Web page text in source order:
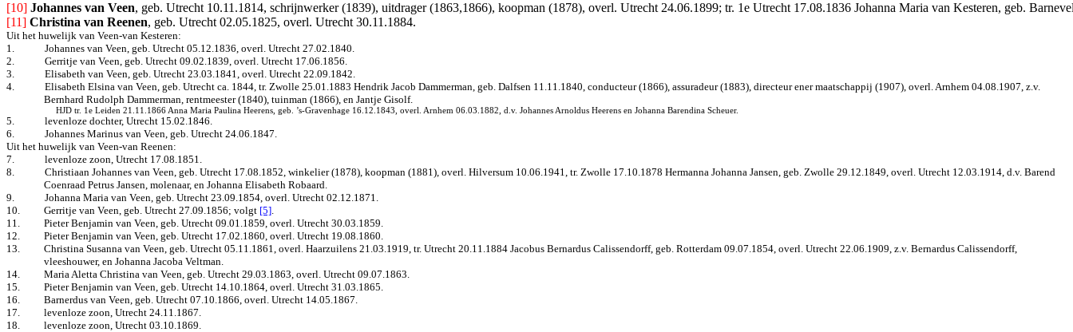
[10] Johannes van Veen, geb. Utrecht 10.11.1814, schrijnwerker (1839), uitdrager (1863,1866), koopman (1878), overl. Utrecht 24.06.1899; tr. 1e Utrecht 17.08.1836 Johanna Maria van Kesteren, geb.
[11] Christina van Reenen, geb. Utrecht 02.05.1825, overl. Utrecht 30.11.1884.
Uit het huwelijk van Veen-van Kesteren:
1.
Johannes van Veen, geb. Utrecht 05.12.1836, overl. Utrecht 27.02.1840.
2.
Gerritje van Veen, geb. Utrecht 09.02.1839, overl. Utrecht 17.06.1856.
3.
Elisabeth van Veen, geb. Utrecht 23.03.1841, overl. Utrecht 22.09.1842.
4.
Elisabeth Elsina van Veen, geb. Utrecht ca. 1844, tr. Zwolle 25.01.1883 Hendrik Jacob Dammerman, geb. Dalfsen 11.11.1840, conducteur (1866), assuradeur (1883), directeur ener maatschappij (1907), overl. Arnhem 04.08.1907, z.v.
Bernhard Rudolph Dammerman, rentmeester (1840), tuinman (1866), en Jantje Gisolf.
HJD tr. 1e Leiden 21.11.1866 Anna Maria Paulina Heerens, geb. ’s-Gravenhage 16.12.1843, overl. Arnhem 06.03.1882, d.v. Johannes Arnoldus Heerens en Johanna Barendina Scheuer.
5.
levenloze dochter, Utrecht 15.02.1846.
6.
Johannes Marinus van Veen, geb. Utrecht 24.06.1847.
Uit het huwelijk van Veen-van Reenen:
7.
levenloze zoon, Utrecht 17.08.1851.
8.
Christiaan Johannes van Veen, geb. Utrecht 17.08.1852, winkelier (1878), koopman (1881), overl. Hilversum 10.06.1941, tr. Zwolle 17.10.1878 Hermanna Johanna Jansen, geb. Zwolle 29.12.1849, overl. Utrecht 12.03.1914, d.v. Barend
Coenraad Petrus Jansen, molenaar, en Johanna Elisabeth Robaard.
9.
Johanna Maria van Veen, geb. Utrecht 23.09.1854, overl. Utrecht 02.12.1871.
10.
Gerritje van Veen, geb. Utrecht 27.09.1856; volgt [5].
11.
Pieter Benjamin van Veen, geb. Utrecht 09.01.1859, overl. Utrecht 30.03.1859.
12.
Pieter Benjamin van Veen, geb. Utrecht 17.02.1860, overl. Utrecht 19.08.1860.
13.
Christina Susanna van Veen, geb. Utrecht 05.11.1861, overl. Haarzuilens 21.03.1919, tr. Utrecht 20.11.1884 Jacobus Bernardus Calissendorff, geb. Rotterdam 09.07.1854, overl. Utrecht 22.06.1909, z.v. Bernardus Calissendorff,
vleeshouwer, en Johanna Jacoba Veltman.
14.
Maria Aletta Christina van Veen, geb. Utrecht 29.03.1863, overl. Utrecht 09.07.1863.
15.
Pieter Benjamin van Veen, geb. Utrecht 14.10.1864, overl. Utrecht 31.03.1865.
16.
Barnerdus van Veen, geb. Utrecht 07.10.1866, overl. Utrecht 14.05.1867.
17.
levenloze zoon, Utrecht 24.11.1867.
18.
levenloze zoon, Utrecht 03.10.1869.